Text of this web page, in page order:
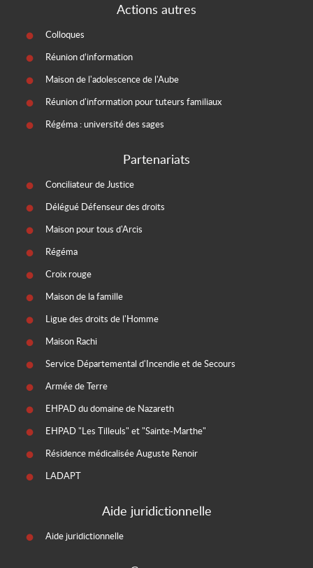
Actions autres
Colloques
Réunion d’information
Maison de l'adolescence de l'Aube
Réunion d'information pour tuteurs familiaux
Régéma : université des sages
Partenariats
Conciliateur de Justice
Délégué Défenseur des droits
Maison pour tous d'Arcis
Régéma
Croix rouge
Maison de la famille
Ligue des droits de l'Homme
Maison Rachi
Service Départemental d'Incendie et de Secours
Armée de Terre
EHPAD du domaine de Nazareth
EHPAD "Les Tilleuls" et "Sainte-Marthe"
Résidence médicalisée Auguste Renoir
LADAPT
Aide juridictionnelle
Aide juridictionnelle